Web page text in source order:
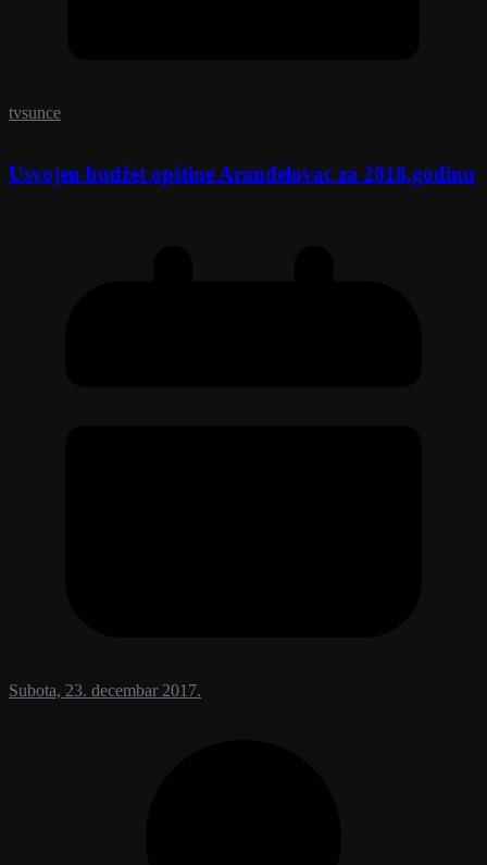
tvsunce
Usvojen budžet opštine Aranđelovac za 2018.godinu
Subota, 23. decembar 2017.